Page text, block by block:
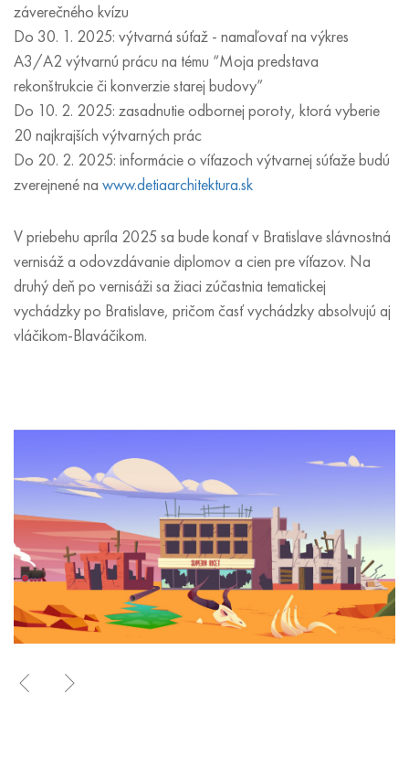
záverečného kvízu
Do 30. 1. 2025: výtvarná súťaž - namaľovať na výkres
A3/A2 výtvarnú prácu na tému “Moja predstava
rekonštrukcie či konverzie starej budovy”
Do 10. 2. 2025: zasadnutie odbornej poroty, ktorá vyberie
20 najkrajších výtvarných prác
Do 20. 2. 2025: informácie o víťazoch výtvarnej súťaže budú
zverejnené na www.detiaarchitektura.sk
V priebehu apríla 2025 sa bude konať v Bratislave slávnostná
vernisáž a odovzdávanie diplomov a cien pre víťazov. Na
druhý deň po vernisáži sa žiaci zúčastnia tematickej
vychádzky po Bratislave, pričom časť vychádzky absolvujú aj
vláčikom-Blaváčikom.